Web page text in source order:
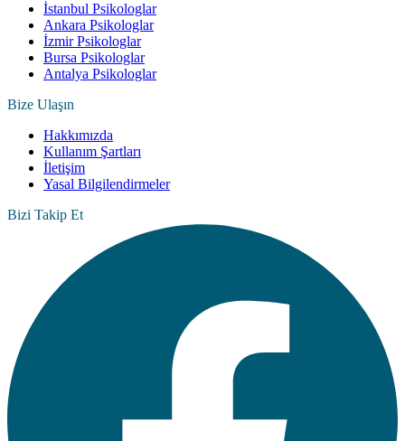
İstanbul Psikologlar
Ankara Psikologlar
İzmir Psikologlar
Bursa Psikologlar
Antalya Psikologlar
Bize Ulaşın
Hakkımızda
Kullanım Şartları
İletişim
Yasal Bilgilendirmeler
Bizi Takip Et